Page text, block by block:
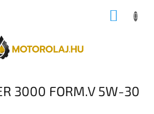
KOSÁR
3000 FORM.V 5W-30